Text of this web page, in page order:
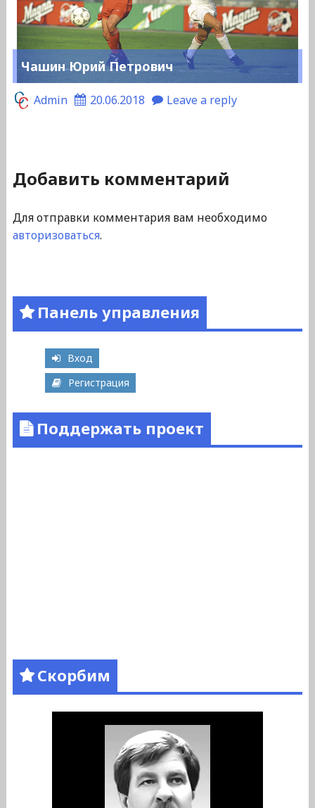
Чашин Юрий Петрович
Admin 20.06.2018 Leave a reply
Добавить комментарий
Для отправки комментария вам необходимо
авторизоваться.
Панель управления
Вход
Регистрация
Поддержать проект
Скорбим